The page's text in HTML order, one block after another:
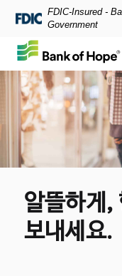
FDIC-Insured -
Government
Skip to main content
알뜰하게 ,
보내세요.